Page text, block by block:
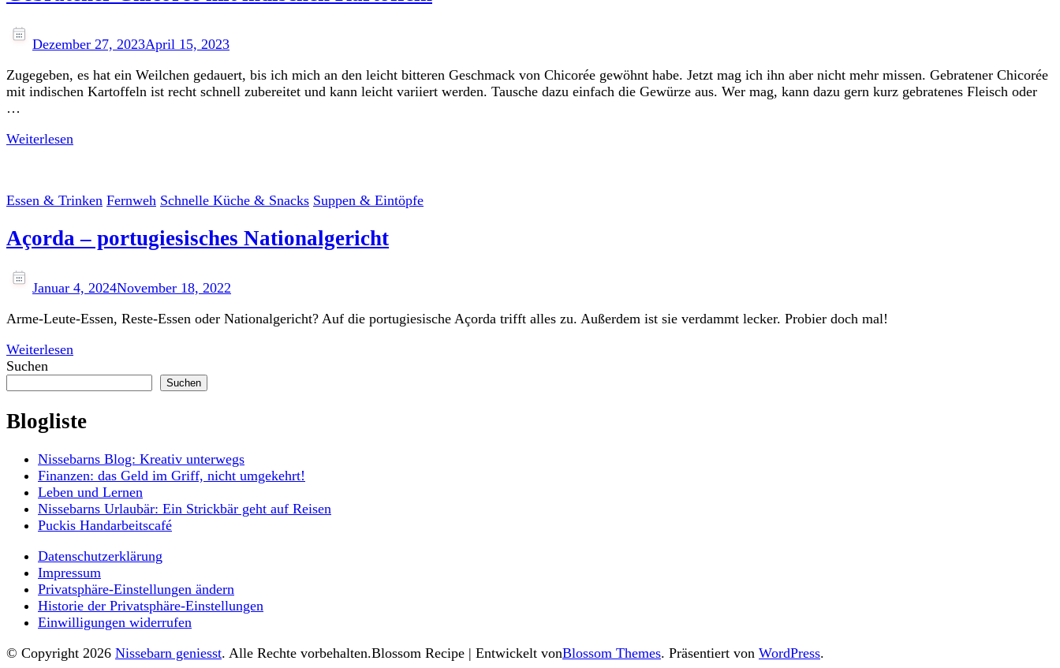
Dezember 27, 2023April 15, 2023
Zugegeben, es hat ein Weilchen gedauert, bis ich mich an den leicht bitteren Geschmack von Chicorée gewöhnt habe. Jetzt mag ich ihn aber nicht mehr missen. Gebratener Chicorée
mit indischen Kartoffeln ist recht schnell zubereitet und kann leicht variiert werden. Tausche dazu einfach die Gewürze aus. Wer mag, kann dazu gern kurz gebratenes Fleisch oder
…
Weiterlesen
Essen & Trinken Fernweh Schnelle Küche & Snacks Suppen & Eintöpfe
Açorda – portugiesisches Nationalgericht
Januar 4, 2024November 18, 2022
Arme-Leute-Essen, Reste-Essen oder Nationalgericht? Auf die portugiesische Açorda trifft alles zu. Außerdem ist sie verdammt lecker. Probier doch mal!
Weiterlesen
Suchen
Suchen
Blogliste
Nissebarns Blog: Kreativ unterwegs
Finanzen: das Geld im Griff, nicht umgekehrt!
Leben und Lernen
Nissebarns Urlaubär: Ein Strickbär geht auf Reisen
Puckis Handarbeitscafé
Datenschutzerklärung
Impressum
Privatsphäre-Einstellungen ändern
Historie der Privatsphäre-Einstellungen
Einwilligungen widerrufen
© Copyright 2026 Nissebarn geniesst. Alle Rechte vorbehalten.Blossom Recipe | Entwickelt vonBlossom Themes. Präsentiert von WordPress.